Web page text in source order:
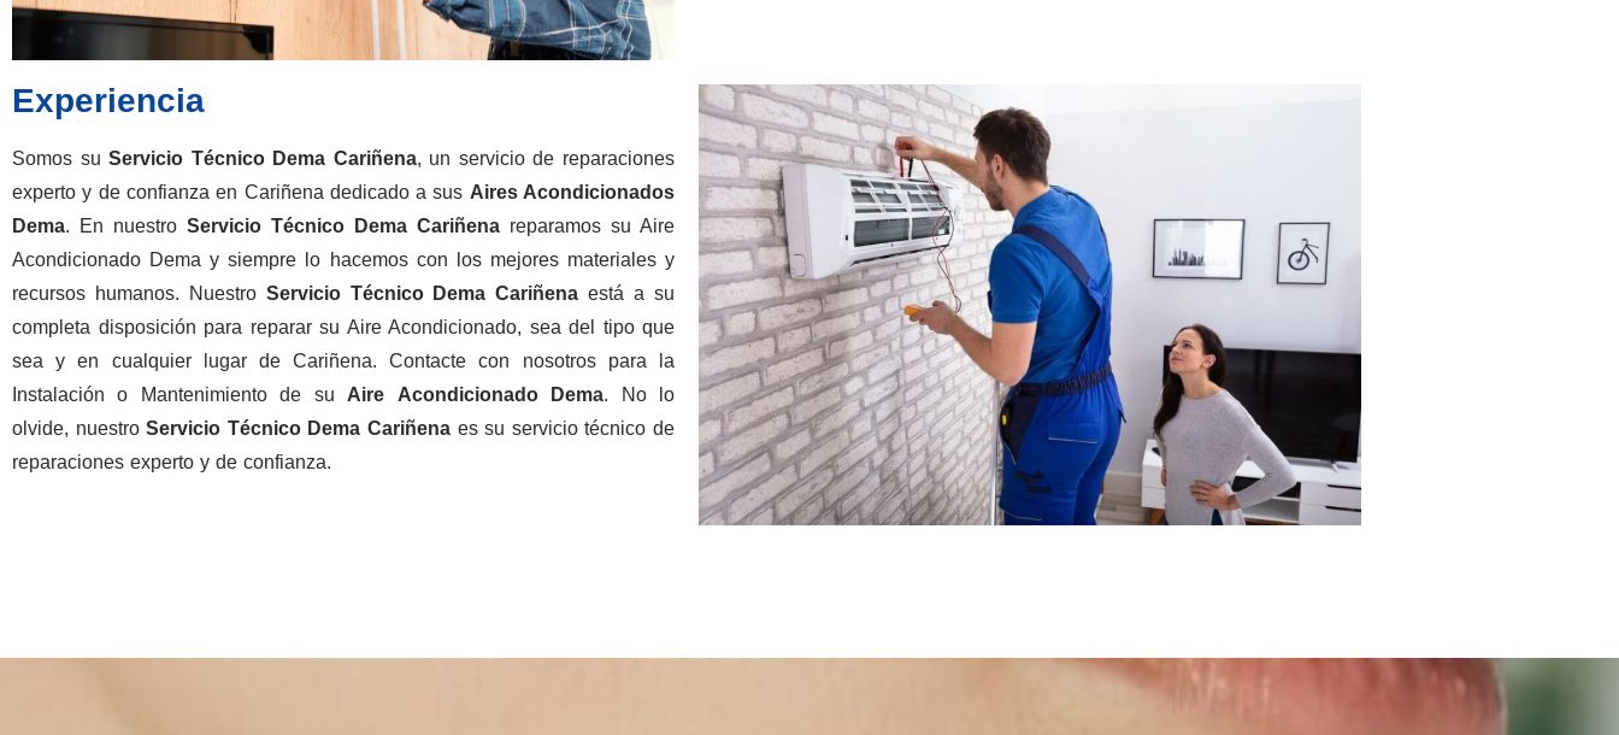
Experiencia
Somos su Servicio Técnico Dema Cariñena, un servicio de reparaciones
experto y de confianza en Cariñena dedicado a sus Aires Acondicionados
Dema. En nuestro Servicio Técnico Dema Cariñena reparamos su Aire
Acondicionado Dema y siempre lo hacemos con los mejores materiales y
recursos humanos. Nuestro Servicio Técnico Dema Cariñena está a su
completa disposición para reparar su Aire Acondicionado, sea del tipo que
sea y en cualquier lugar de Cariñena. Contacte con nosotros para la
Instalación o Mantenimiento de su Aire Acondicionado Dema. No lo
olvide, nuestroServicio Técnico Dema Cariñena es su servicio técnico de
reparaciones experto y de confianza.